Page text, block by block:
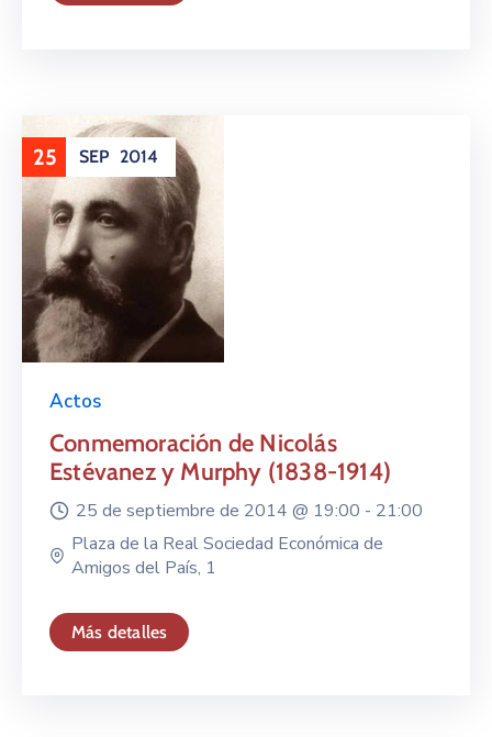
25 SEP 2014
Actos
Conmemoración de Nicolás
Estévanez y Murphy (1838-1914)
25 de septiembre de 2014 @ 19:00 - 21:00
Plaza de la Real Sociedad Económica de
Amigos del País, 1
Más detalles